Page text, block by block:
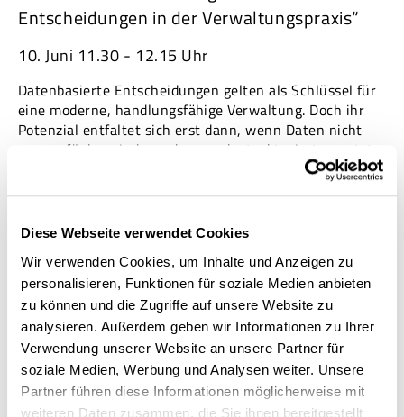
Diese Webseite verwendet Cookies
Wir verwenden Cookies, um Inhalte und Anzeigen zu
personalisieren, Funktionen für soziale Medien anbieten
zu können und die Zugriffe auf unsere Website zu
analysieren. Außerdem geben wir Informationen zu Ihrer
Verwendung unserer Website an unsere Partner für
soziale Medien, Werbung und Analysen weiter. Unsere
Partner führen diese Informationen möglicherweise mit
weiteren Daten zusammen, die Sie ihnen bereitgestellt
Entscheidungen in der Verwaltungspraxis“
10. Juni 11.30 - 12.15 Uhr
Datenbasierte Entscheidungen gelten als Schlüssel für
eine moderne, handlungsfähige Verwaltung. Doch ihr
Potenzial entfaltet sich erst dann, wenn Daten nicht
nur verfügbar sind, sondern auch strukturiert genutzt
und in wirksame Steuerung übersetzt werden.
Plattformansätze spielen dabei eine zentrale Rolle. Sie
mehrschichtige Infrastruktur verbinden sie
Datenräume, Dienste und Anwendungen über
Organisationsgrenzen hinweg. Gerade in komplexen
Verwaltungsszenarien – etwa Genehmigungsverfahren
mit vielen Beteiligten und heterogenen Datenquellen –
ermöglichen Plattformen eine bessere Abstimmung,
höhere Transparenz und effizientere Prozesse.
Wie aus Datenräumen konkrete Steuerungsfähigkeit